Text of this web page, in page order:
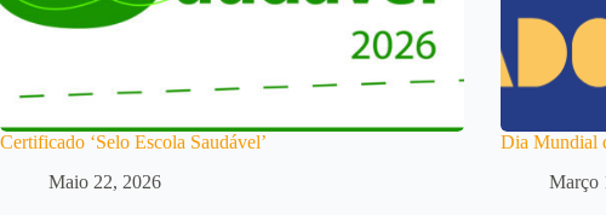
Certificado ‘Selo Escola Saudável’
Maio 22, 2026
Dia Mundial
Março